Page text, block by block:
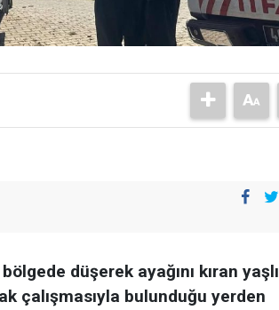
düşerek ayağını kıran yaşlı
çalışmasıyla bulunduğu yerden